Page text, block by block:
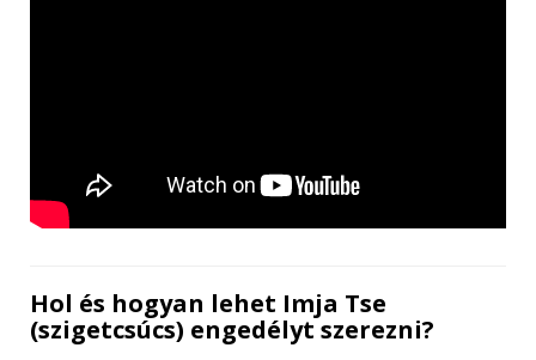
Hol és hogyan lehet Imja Tse
(szigetcsúcs) engedélyt szerezni?